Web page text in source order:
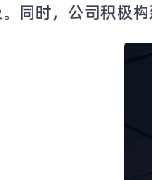
同时，公司积极